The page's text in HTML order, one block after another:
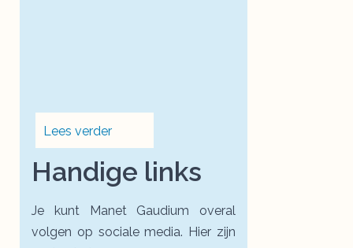
Lees verder
Handige links
Je kunt Manet Gaudium overal
volgen op sociale media. Hier zijn